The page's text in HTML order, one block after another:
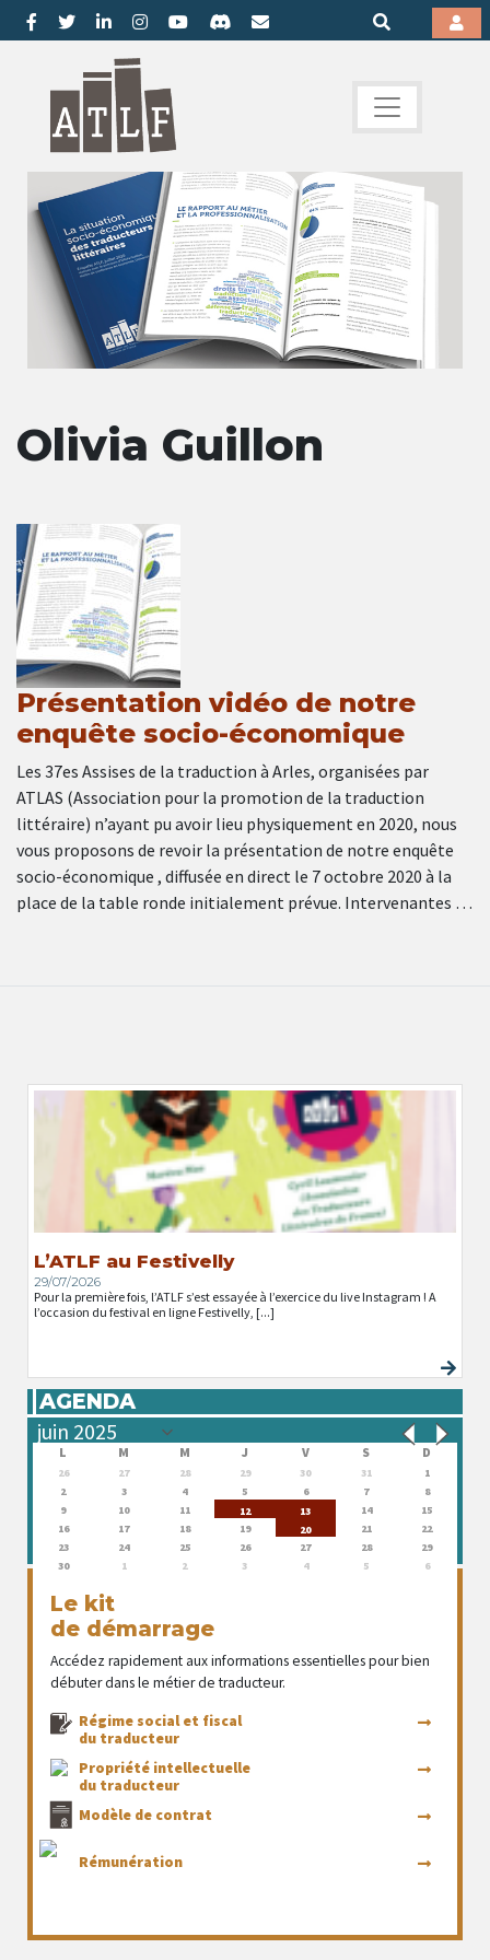
Olivia Guillon
Présentation vidéo de notre
enquête socio-économique
Les 37es Assises de la traduction à Arles, organisées par
ATLAS (Association pour la promotion de la traduction
littéraire) n’ayant pu avoir lieu physiquement en 2020, nous
vous proposons de revoir la présentation de notre enquête
socio-économique , diffusée en direct le 7 octobre 2020 à la
place de la table ronde initialement prévue. Intervenantes …
L’ATLF au Festivelly
29/07/2026
Pour la première fois, l’ATLF s’est essayée à l’exercice du live Instagram ! A
l’occasion du festival en ligne Festivelly, [...]
AGENDA
L M M J V S D
26 27 28 29 30 31
1
2
3 4 5 6 7
8
9
10 11 12 13 14
15
16
17 18 19 20 21
22
23
24 25 26 27 28
29
30
1 2 3 4 5 6
Le kit
de démarrage
Accédez rapidement aux informations essentielles pour bien
débuter dans le métier de traducteur.
Régime social et fiscal
du traducteur
Propriété intellectuelle
du traducteur
Modèle de contrat
Rémunération